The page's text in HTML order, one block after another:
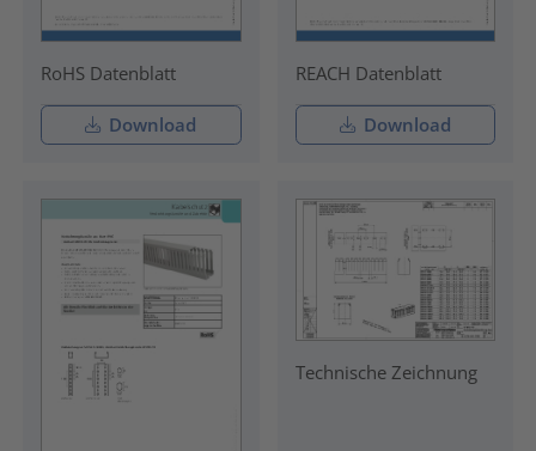
RoHS Datenblatt
Download
REACH Datenblatt
Download
Technische Zeichnung